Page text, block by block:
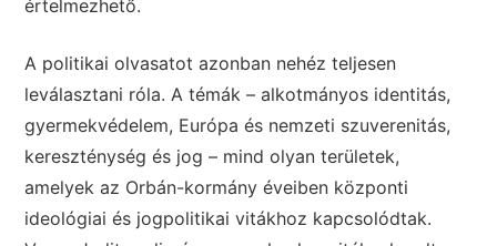
értelmezhető.
A politikai olvasatot azonban nehéz teljesen
leválasztani róla. A témák – alkotmányos identitás,
gyermekvédelem, Európa és nemzeti szuverenitás,
kereszténység és jog – mind olyan területek,
amelyek az Orbán-kormány éveiben központi
ideológiai és jogpolitikai vitákhoz kapcsolódtak.